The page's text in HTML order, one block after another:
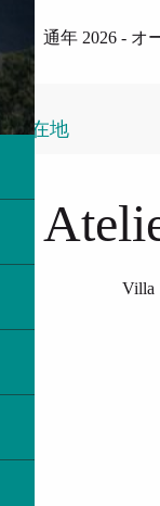
通年 2026 - オ
所在地
Villa